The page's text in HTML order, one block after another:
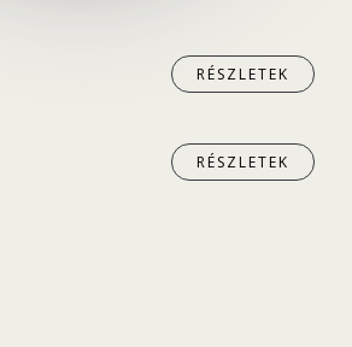
RÉSZLETEK
RÉSZLETEK